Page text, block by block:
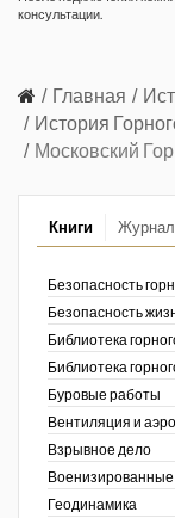
консультации.
Главная
История
Московский
Книги
Безопасность
Безопасность
Библиотека
Библиотека
Буровые работы
Вентиляция и
Взрывное дело
Военизированные
Геодинамика